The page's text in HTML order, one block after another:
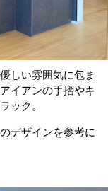
しい雰囲気に包ま
イアンの手摺やキ
ック。
のデザインを参考に